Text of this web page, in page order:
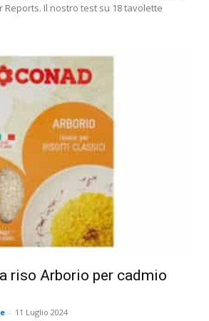
Reports. Il nostro test su 18 tavolette
riso Arborio per cadmio
- 11 Luglio 2024